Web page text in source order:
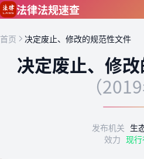
跳到主要内容
法律法规速查
首页 决定废止、修改的规范性文件
决定废止、修
（
发布机关 生
效力 现